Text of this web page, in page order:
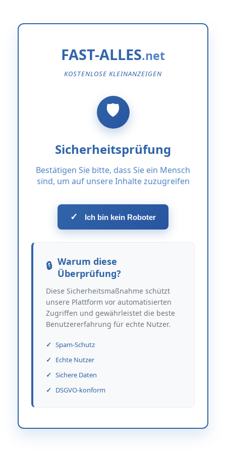
FAST-ALLES
KOSTENLOSE KLEINANZEIGEN
Sicherheitsprüfung
Bestätigen Sie bitte, dass Sie ein Mensch
sind, um auf unsere Inhalte zuzugreifen
✓ Ich bin kein Roboter
Warum diese
Überprüfung?
Diese Sicherheitsmaßnahme schützt
unsere Plattform vor automatisierten
Zugriffen und gewährleistet die beste
Benutzererfahrung für echte Nutzer.
Spam-Schutz
Echte Nutzer
Sichere Daten
DSGVO-konform